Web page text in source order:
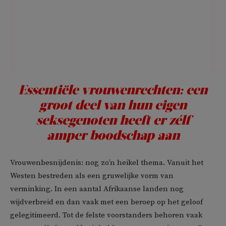
Essentiële vrouwenrechten: een
groot deel van hun eigen
seksegenoten heeft er zélf
amper boodschap aan
Vrouwenbesnijdenis: nog zo’n heikel thema. Vanuit het
Westen bestreden als een gruwelijke vorm van
verminking. In een aantal Afrikaanse landen nog
wijdverbreid en dan vaak met een beroep op het geloof
gelegitimeerd. Tot de felste voorstanders behoren vaak